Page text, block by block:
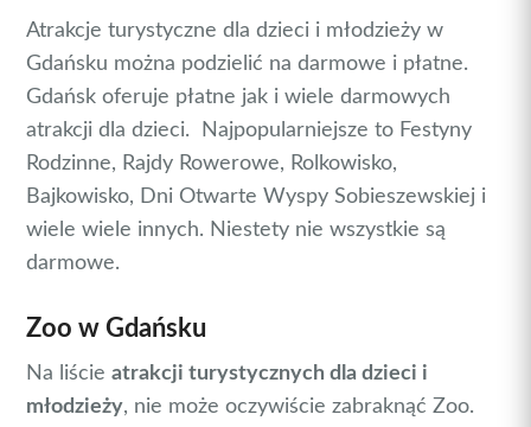
Atrakcje turystyczne dla dzieci i młodzieży w
Gdańsku można podzielić na darmowe i płatne.
Gdańsk oferuje płatne jak i wiele darmowych
atrakcji dla dzieci. Najpopularniejsze to Festyny
Rodzinne, Rajdy Rowerowe, Rolkowisko,
Bajkowisko, Dni Otwarte Wyspy Sobieszewskiej i
wiele wiele innych. Niestety nie wszystkie są
darmowe.
Zoo w Gdańsku
Na liścieatrakcji turystycznych dla dzieci i
młodzieży, nie może oczywiście zabraknąć Zoo.